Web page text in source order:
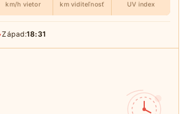
km/h vietor km viditeľnosť UV index
Západ:18:31